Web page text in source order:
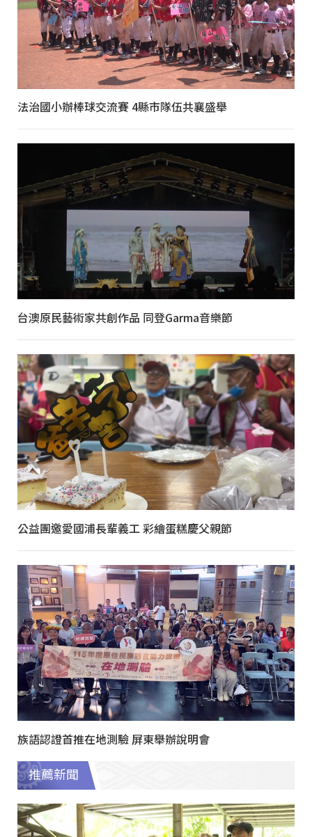
法治國小辦棒球交流賽 4縣市隊伍共襄盛舉
台澳原民藝術家共創作品 同登Garma音樂節
公益團邀愛國浦長輩義工 彩繪蛋糕慶父親節
族語認證首推在地測驗 屏東舉辦說明會
推薦新聞